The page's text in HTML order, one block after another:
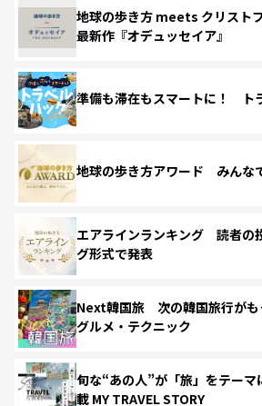
地球の歩き方 meets クリスト
最新作『オデュッセイア』
準備も滞在もスマートに！ ト
地球の歩き方アワード みんな
エアラインランキング 読者の
グ形式で発表
Next韓国旅 次の韓国旅行がも
グルメ・テクニック
旬な“あの人”が「旅」をテー
載 MY TRAVEL STORY